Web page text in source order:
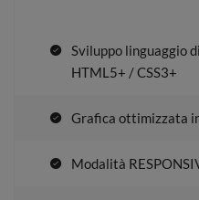
Sviluppo linguaggio
HTML5+ / CSS3+
Grafica ottimizzata
Modalità